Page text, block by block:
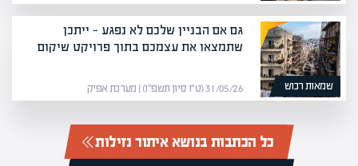
שמאות רכוש
גם אם הבניין שלכם לא נפגע — ייתכן
שתמצאו את עצמכם בתוך פרויקט שיקום
31/05/26 (ט״ו סיון תשפ״ו) | מערכת אפיק
כל הכתבות בנושא איתור נזילות